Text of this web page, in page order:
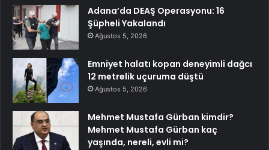
Adana’da DEAŞ Operasyonu: 16
Şüpheli Yakalandı
Ağustos 5, 2026
Emniyet halatı kopan deneyimli dağcı
12 metrelik uçuruma düştü
Ağustos 5, 2026
Mehmet Mustafa Gürban kimdir?
Mehmet Mustafa Gürban kaç
yaşında, nereli, evli mi?